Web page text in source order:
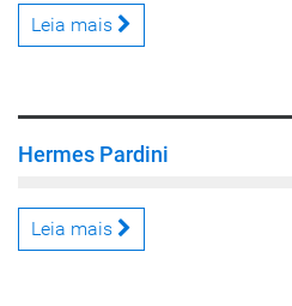
Leia mais
Hermes Pardini
Leia mais